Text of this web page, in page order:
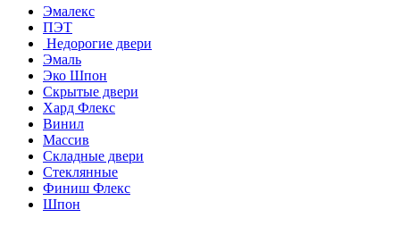
Эмалекс
ПЭТ
Недорогие двери
Эмаль
Эко Шпон
Скрытые двери
Хард Флекс
Винил
Массив
Складные двери
Стеклянные
Финиш Флекс
Шпон